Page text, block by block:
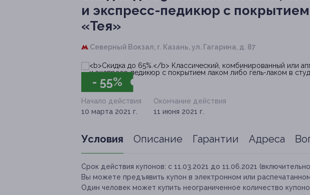
и экспресс-педикюр с
«Тея»
Северный Вокзал, г. Казань, ул. Гагарина, д. 87
- 55%
Начало действия
10 марта 2021 г.
Окончание действия
11 июня 2021 г.
Условия Описание Гарантии Адреса
Срок действия купонов: с 11.03.2021 до 11.06.2021
Вы можете предъявить купон в электронном или
Один человек может купить неограниченное количество